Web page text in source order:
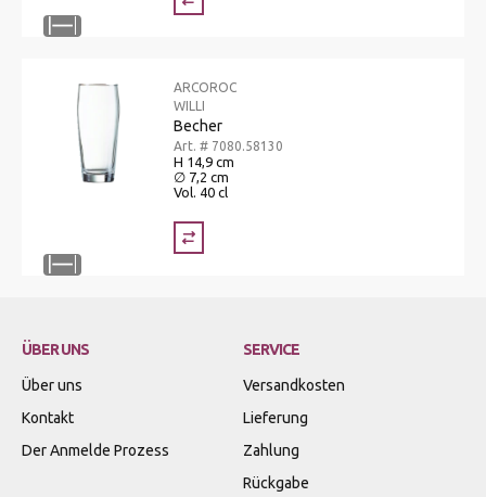
ARCOROC
WILLI
Becher
Art. # 7080.58130
H 14,9 cm
∅ 7,2 cm
Vol. 40 cl
ÜBER UNS
Über uns
Kontakt
Der Anmelde Prozess
SERVICE
Versandkosten
Lieferung
Zahlung
Rückgabe